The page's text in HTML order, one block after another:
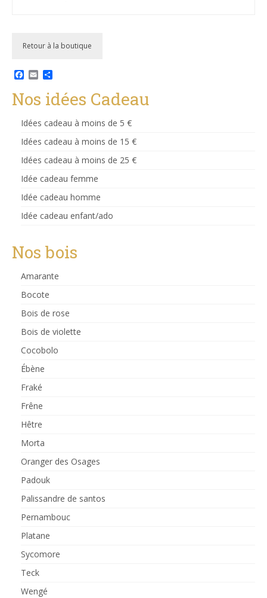
Retour à la boutique
Facebook
Email
Nos idées Cadeau
Idées cadeau à moins de 5 €
Idées cadeau à moins de 15 €
Idées cadeau à moins de 25 €
Idée cadeau femme
Idée cadeau homme
Idée cadeau enfant/ado
Nos bois
Amarante
Bocote
Bois de rose
Bois de violette
Cocobolo
Ébène
Fraké
Frêne
Hêtre
Morta
Oranger des Osages
Padouk
Palissandre de santos
Pernambouc
Platane
Sycomore
Teck
Wengé